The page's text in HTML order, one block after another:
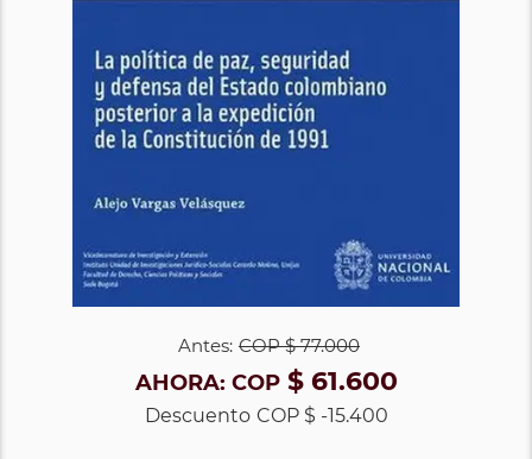
Antes: COP$ 77.000
AHORA: COP$ 61.600
Descuento COP $ -15.400